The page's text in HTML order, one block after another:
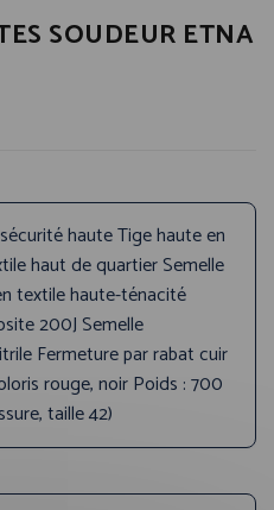
SOUDEUR ETNA
haute Tige haute en
haut de quartier Semelle
textile haute-ténacité
200J Semelle
Fermeture par rabat cuir
rouge, noir Poids : 700
taille 42)